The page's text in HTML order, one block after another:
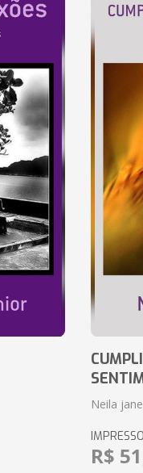
Neila
IMPRESSO
R$